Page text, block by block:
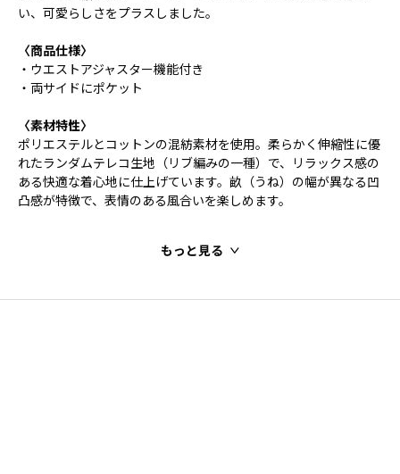
い、可愛らしさをプラスしました。
〈商品仕様〉
・ウエストアジャスター機能付き
・両サイドにポケット
〈素材特性〉
ポリエステルとコットンの混紡素材を使用。柔らかく伸縮性に優
れたランダムテレコ生地（リブ編みの一種）で、リラックス感の
ある快適な着心地に仕上げています。畝（うね）の幅が異なる凹
凸感が特徴で、表情のある風合いを楽しめます。
もっと見る